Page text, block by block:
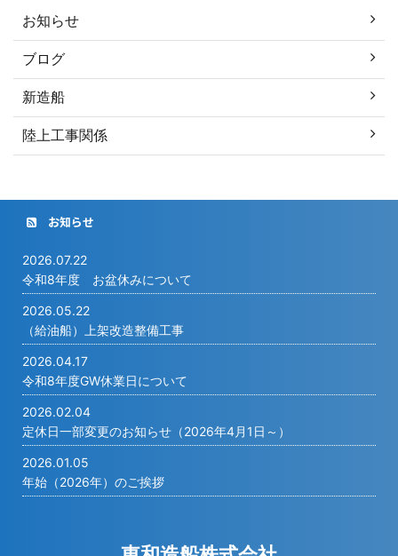
お知らせ
ブログ
新造船
陸上工事関係
お知らせ
2026.07.22
令和8年度 お盆休みについて
2026.05.22
（給油船）上架改造整備工事
2026.04.17
令和8年度GW休業日について
2026.02.04
定休日一部変更のお知らせ（2026年4月1日～）
2026.01.05
年始（2026年）のご挨拶